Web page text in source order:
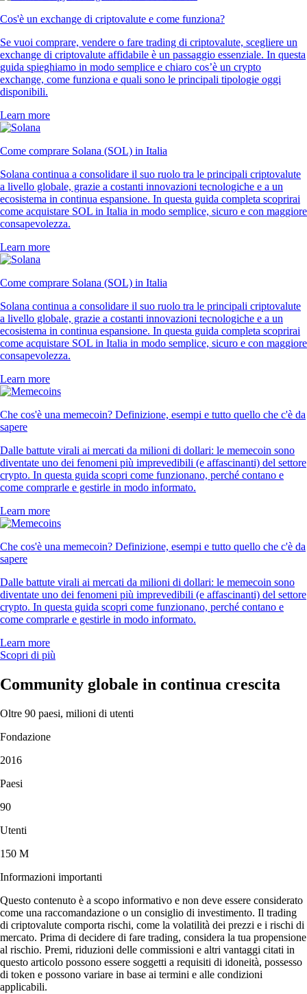
Cos'è un exchange di criptovalute e come funziona?
Se vuoi comprare, vendere o fare trading di criptovalute, scegliere un
exchange di criptovalute affidabile è un passaggio essenziale. In questa
guida spieghiamo in modo semplice e chiaro cos’è un crypto
exchange, come funziona e quali sono le principali tipologie oggi
disponibili.
Learn more
Come comprare Solana (SOL) in Italia
Solana continua a consolidare il suo ruolo tra le principali criptovalute
a livello globale, grazie a costanti innovazioni tecnologiche e a un
ecosistema in continua espansione. In questa guida completa scoprirai
come acquistare SOL in Italia in modo semplice, sicuro e con maggiore
consapevolezza.
Learn more
Come comprare Solana (SOL) in Italia
Solana continua a consolidare il suo ruolo tra le principali criptovalute
a livello globale, grazie a costanti innovazioni tecnologiche e a un
ecosistema in continua espansione. In questa guida completa scoprirai
come acquistare SOL in Italia in modo semplice, sicuro e con maggiore
consapevolezza.
Learn more
Che cos'è una memecoin? Definizione, esempi e tutto quello che c'è da
sapere
Dalle battute virali ai mercati da milioni di dollari: le memecoin sono
diventate uno dei fenomeni più imprevedibili (e affascinanti) del settore
crypto. In questa guida scopri come funzionano, perché contano e
come comprarle e gestirle in modo informato.
Learn more
Che cos'è una memecoin? Definizione, esempi e tutto quello che c'è da
sapere
Dalle battute virali ai mercati da milioni di dollari: le memecoin sono
diventate uno dei fenomeni più imprevedibili (e affascinanti) del settore
crypto. In questa guida scopri come funzionano, perché contano e
come comprarle e gestirle in modo informato.
Learn more
Scopri di più
Community globale in continua crescita
Oltre 90 paesi, milioni di utenti
Fondazione
2016
Paesi
90
Utenti
150 M
Informazioni importanti
Questo contenuto è a scopo informativo e non deve essere considerato
come una raccomandazione o un consiglio di investimento. Il trading
di criptovalute comporta rischi, come la volatilità dei prezzi e i rischi di
mercato. Prima di decidere di fare trading, considera la tua propensione
al rischio. Premi, riduzioni delle commissioni e altri vantaggi citati in
questo articolo possono essere soggetti a requisiti di idoneità, possesso
di token e possono variare in base ai termini e alle condizioni
applicabili.